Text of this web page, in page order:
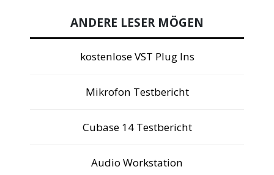
ANDERE LESER MÖGEN
kostenlose VST Plug Ins
Mikrofon Testbericht
Cubase 14 Testbericht
Audio Workstation